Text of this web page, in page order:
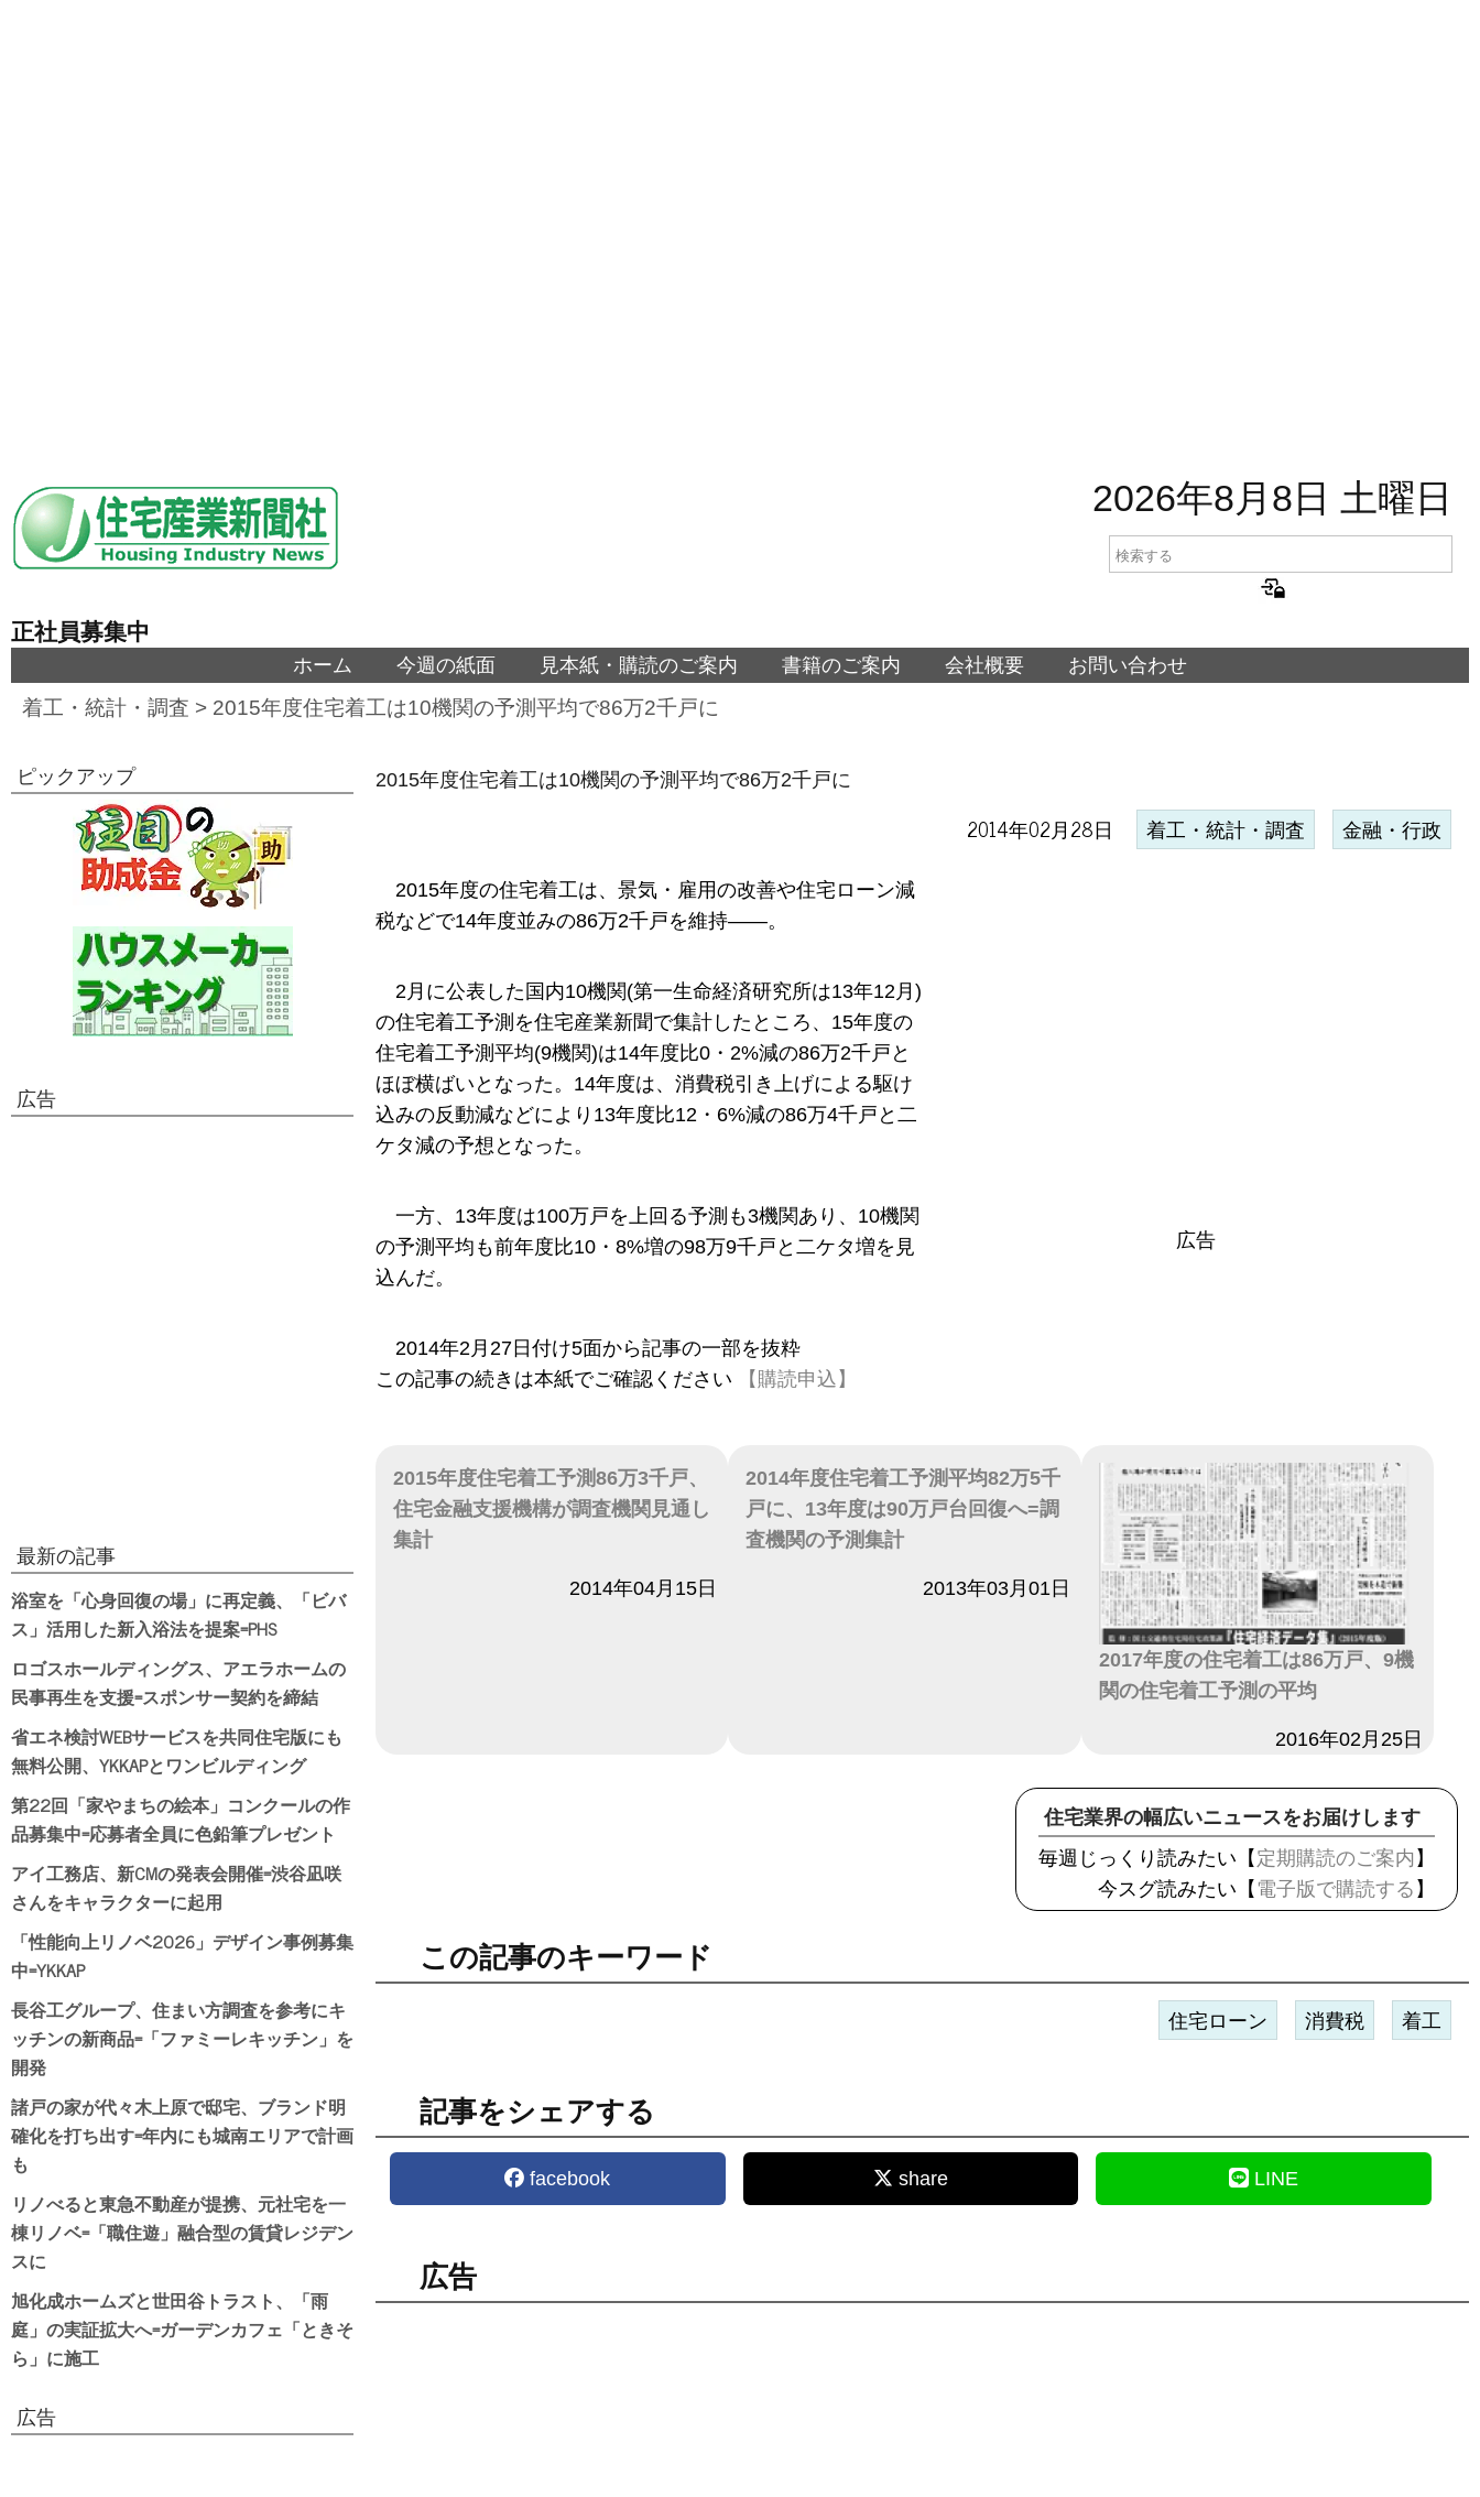
2026年8月8日 土曜日
正社員募集中
ホーム 今週の紙面 見本紙・購読のご案内 書籍のご案内 会社概要 お問い合わせ
着工・統計・調査 > 2015年度住宅着工は10機関の予測平均で86万2千戸に
2015年度住宅着工は10機関の予測平均で86万2千戸に
2014年02月28日 着工・統計・調査 金融・行政
広告
2015年度の住宅着工は、景気・雇用の改善や住宅ローン減
税などで14年度並みの86万2千戸を維持――。
2月に公表した国内10機関(第一生命経済研究所は13年12月)
の住宅着工予測を住宅産業新聞で集計したところ、15年度の
住宅着工予測平均(9機関)は14年度比0・2%減の86万2千戸と
ほぼ横ばいとなった。14年度は、消費税引き上げによる駆け
込みの反動減などにより13年度比12・6%減の86万4千戸と二
ケタ減の予想となった。
一方、13年度は100万戸を上回る予測も3機関あり、10機関
の予測平均も前年度比10・8%増の98万9千戸と二ケタ増を見
込んだ。
2014年2月27日付け5面から記事の一部を抜粋
この記事の続きは本紙でご確認ください
【購読申込】
2015年度住宅着工予測86万3千戸、
住宅金融支援機構が調査機関見通し
集計
2014年04月15日
2014年度住宅着工予測平均82万5千
戸に、13年度は90万戸台回復へ=調
査機関の予測集計
2013年03月01日
2017年度の住宅着工は86万戸、9機
関の住宅着工予測の平均
2016年02月25日
住宅業界の幅広いニュースをお届けします
毎週じっくり読みたい【 定期購読のご案内 】
今スグ読みたい【 電子版で購読する 】
この記事のキーワード
住宅ローン 消費税 着工
記事をシェアする
facebook share LINE
広告
ピックアップ
広告
最新の記事
浴室を「心身回復の場」に再定義、「ビバ
ス」活用した新入浴法を提案=PHS
ロゴスホールディングス、アエラホームの
民事再生を支援=スポンサー契約を締結
省エネ検討WEBサービスを共同住宅版にも
無料公開、YKKAPとワンビルディング
第22回「家やまちの絵本」コンクールの作
品募集中=応募者全員に色鉛筆プレゼント
アイ工務店、新CMの発表会開催=渋谷凪咲
さんをキャラクターに起用
「性能向上リノベ2026」デザイン事例募集
中=YKKAP
長谷工グループ、住まい方調査を参考にキ
ッチンの新商品=「ファミーレキッチン」を
開発
諸戸の家が代々木上原で邸宅、ブランド明
確化を打ち出す=年内にも城南エリアで計画
も
リノべると東急不動産が提携、元社宅を一
棟リノベ=「職住遊」融合型の賃貸レジデン
スに
旭化成ホームズと世田谷トラスト、「雨
庭」の実証拡大へ=ガーデンカフェ「ときそ
ら」に施工
広告